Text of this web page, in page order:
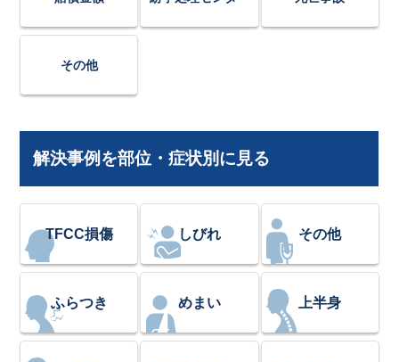
その他
解決事例を部位・症状別に見る
TFCC損傷 しびれ その他
ふらつき めまい 上半身